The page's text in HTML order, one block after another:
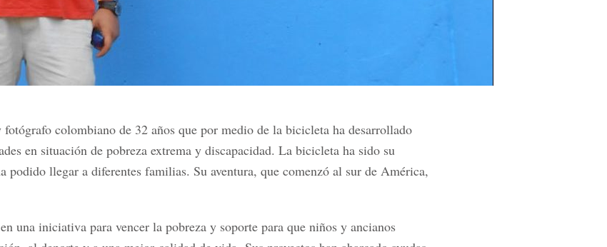
colombiano de 32 años que por medio de la bicicleta ha desarrollado
en situación de pobreza extrema y discapacidad. La bicicleta ha sido su
podido llegar a diferentes familias. Su aventura, que comenzó al sur de América,
una iniciativa para vencer la pobreza y soporte para que niños y ancianos